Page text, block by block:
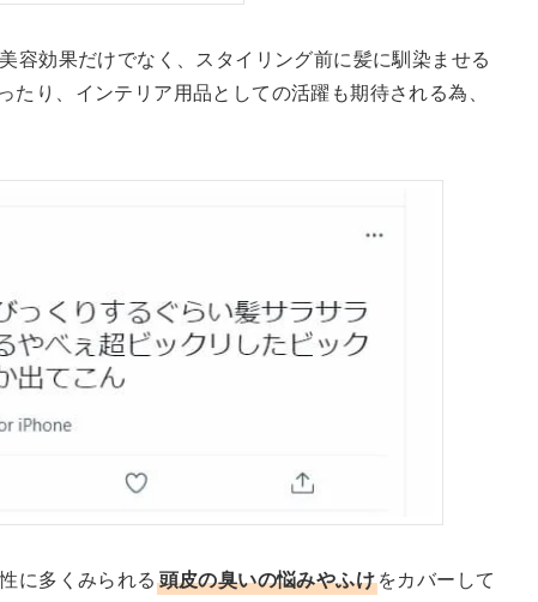
容効果だけでなく、スタイリング前に髪に馴染ませる
り、インテリア用品としての活躍も期待される為、
に多くみられる 頭皮の臭いの悩みやふけをカバーして